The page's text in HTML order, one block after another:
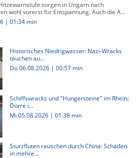
sorgen in Ungarn nach
wohl vorerst für Entspannung. Auch die A...
| 01:34 min
Historisches Niedrigwasser: Nazi-Wracks
tauchen au...
Do 06.08.2026 | 00:57 min
Schiffswracks und "Hungersteine" im Rhein:
Dürre i...
Mi 05.08.2026 | 01:38 min
Sturzfluten rauschen durch China: Schäden
in mehre...